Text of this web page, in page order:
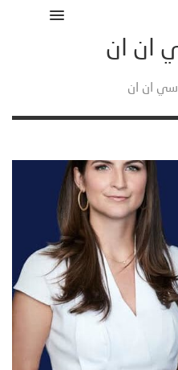
سي ان ان